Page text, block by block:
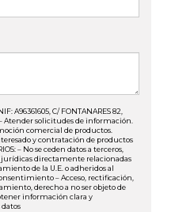
A96361605, C/ FONTANARES 82,
– Atender solicitudes de información.
comercial de productos.
y contratación de productos
– No se ceden datos a terceros,
jurídicas directamente relacionadas
de la U.E. o adheridos al
– Acceso, rectificación,
derecho a no ser objeto de
información clara y